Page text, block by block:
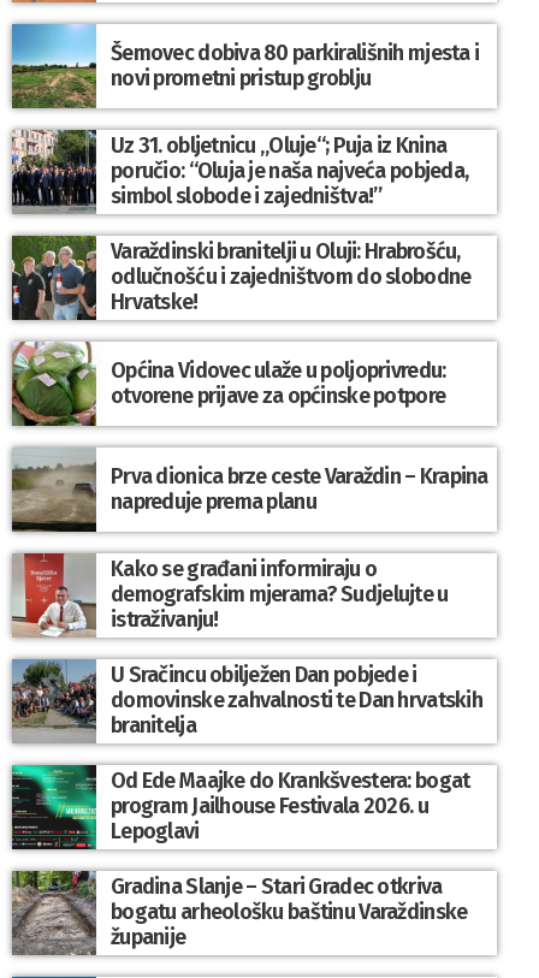
Šemovec dobiva 80 parkirališnih mjesta i
novi prometni pristup groblju
Uz 31. obljetnicu „Oluje“; Puja iz Knina
poručio: “Oluja je naša najveća pobjeda,
simbol slobode i zajedništva!”
Varaždinski branitelji u Oluji: Hrabrošću,
odlučnošću i zajedništvom do slobodne
Hrvatske!
Općina Vidovec ulaže u poljoprivredu:
otvorene prijave za općinske potpore
Prva dionica brze ceste Varaždin – Krapina
napreduje prema planu
Kako se građani informiraju o
demografskim mjerama? Sudjelujte u
istraživanju!
U Sračincu obilježen Dan pobjede i
domovinske zahvalnosti te Dan hrvatskih
branitelja
Od Ede Maajke do Krankšvestera: bogat
program Jailhouse Festivala 2026. u
Lepoglavi
Gradina Slanje – Stari Gradec otkriva
bogatu arheološku baštinu Varaždinske
županije